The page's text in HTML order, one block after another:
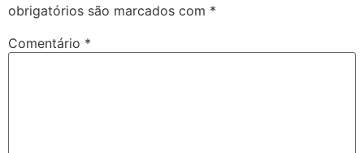
obrigatórios são marcados com *
Comentário *